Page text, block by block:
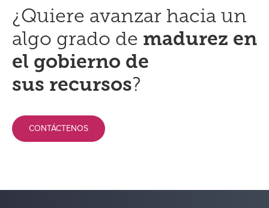
¿Quiere avanzar hacia un
algo grado de madurez en
el gobierno de
sus recursos?
CONTÁCTENOS